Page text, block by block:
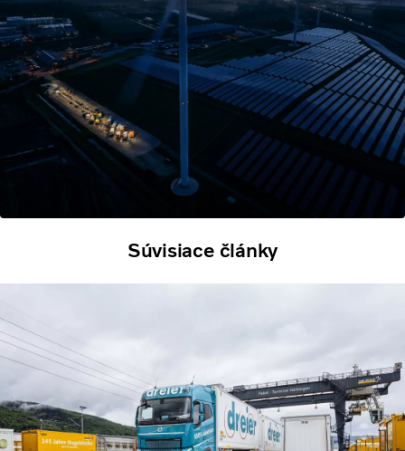
Súvisiace články